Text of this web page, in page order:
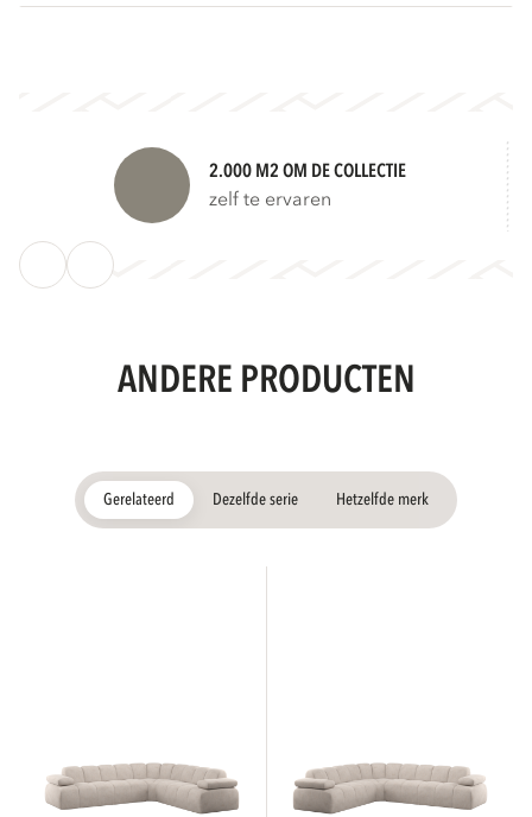
2.000 M2 OM DE COLLECTIE
zelf te ervaren
ANDERE PRODUCTEN
Gerelateerd Dezelfde serie Hetzelfde merk